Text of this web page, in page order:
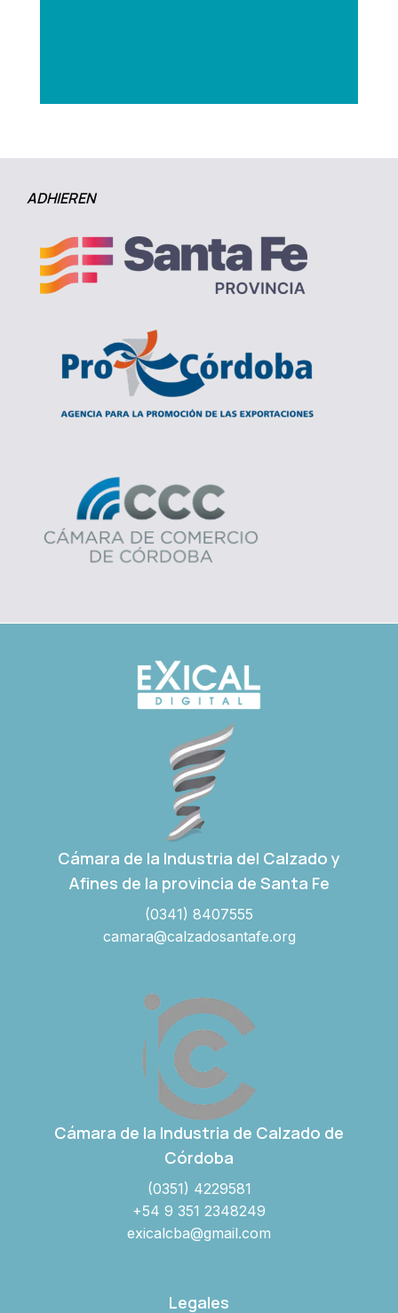
ADHIEREN
Cámara de la Industria del Calzado y
Afines de la provincia de Santa Fe
(0341) 8407555
camara@calzadosantafe.org
Cámara de la Industria de Calzado de
Córdoba
(0351) 4229581
+54 9 351 2348249
exicalcba@gmail.com
Legales